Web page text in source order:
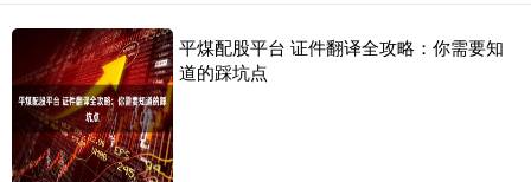
平煤配股平台 证件翻译全攻略：你需要知
道的踩坑点